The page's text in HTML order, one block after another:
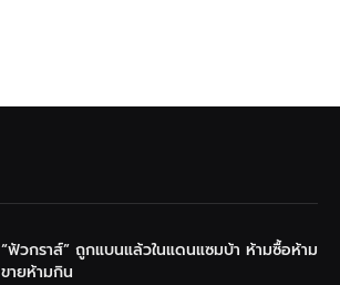
“ฟัวกราส์” ถูกแบนแล้วในแดนแซมบ้า ห้ามซื้อห้าม
ขายห้ามกิน